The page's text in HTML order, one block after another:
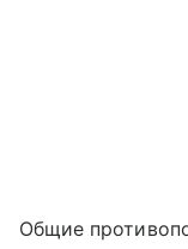
Общие